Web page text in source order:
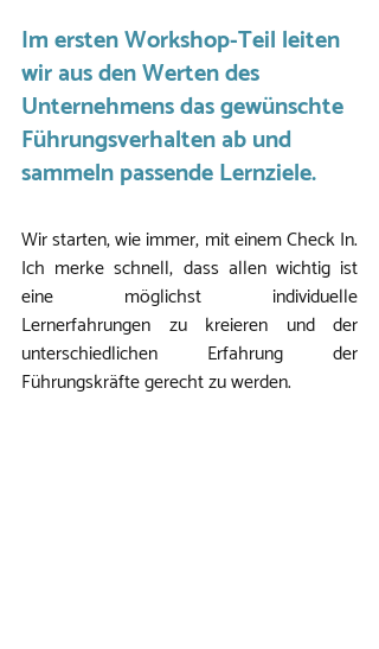
Im ersten Workshop-Teil leiten
wir aus den Werten des
Unternehmens das gewünschte
Führungsverhalten ab und
sammeln passende Lernziele.
Wir starten, wie immer, mit einem Check In.
Ich merke schnell, dass allen wichtig ist
eine möglichst individuelle
Lernerfahrungen zu kreieren und der
unterschiedlichen Erfahrung der
Führungskräfte gerecht zu werden.